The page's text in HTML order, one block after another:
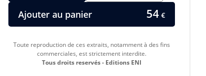
Ajouter au panier 54 €
Toute reproduction de ces extraits, notamment à des fins
commerciales, est strictement interdite.
Tous droits reservés - Editions ENI